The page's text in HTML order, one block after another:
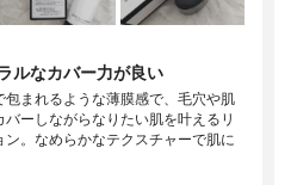
ルなカバー力が良い
包まれるような薄膜感で、毛穴や肌
バーしながらなりたい肌を叶えるリ
ン。なめらかなテクスチャーで肌に